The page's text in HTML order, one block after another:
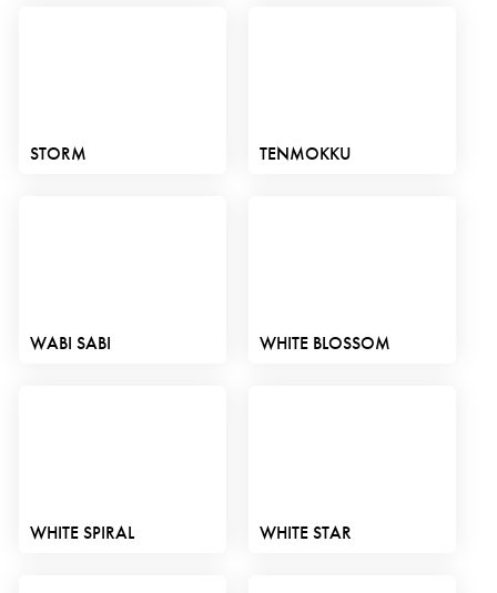
STORM TENMOKKU
WABI SABI WHITE BLOSSOM
WHITE SPIRAL WHITE STAR